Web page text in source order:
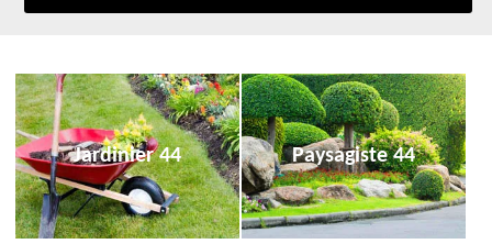
Jardinier 44 Paysagiste 44